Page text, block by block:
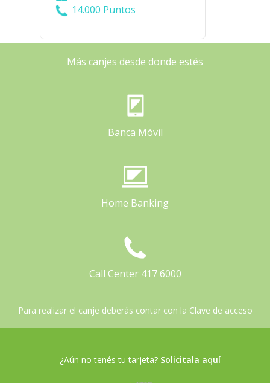
14.000 Puntos
Más canjes desde donde estés
Banca Móvil
Home Banking
Call Center 417 6000
Para realizar el canje deberás contar con la Clave de acceso
¿Aún no tenés tu tarjeta? Solicitala aquí